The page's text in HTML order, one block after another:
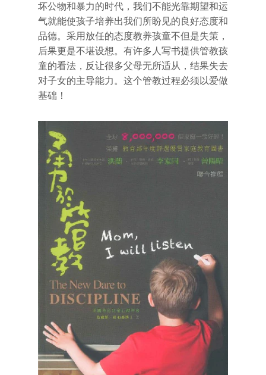
坏公物和暴力的时代，我们不能光靠期望和运
气就能使孩子培养出我们所盼见的良好态度和
品德。采用放任的态度教养孩童不但是失策，
后果更是不堪设想。有许多人写书提供管教孩
童的看法，反让很多父母无所适从，结果失去
对子女的主导能力。这个管教过程必须以爱做
基础！